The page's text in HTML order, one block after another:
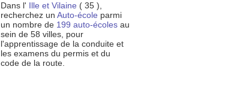
Dans l' Ille et Vilaine ( 35 ),
recherchez un Auto-école parmi
un nombre de 199 auto-écoles au
sein de 58 villes, pour
l'apprentissage de la conduite et
les examens du permis et du
code de la route.